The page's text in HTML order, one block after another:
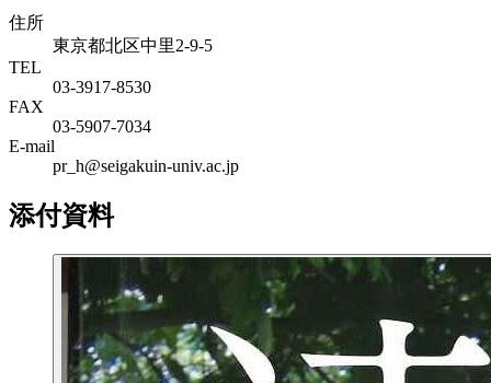
住所
東京都北区中里2-9-5
TEL
03-3917-8530
FAX
03-5907-7034
E-mail
pr_h@seigakuin-univ.ac.jp
添付資料